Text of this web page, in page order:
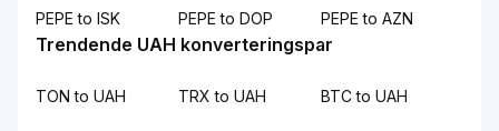
PEPE to ISK PEPE to DOP PEPE to AZN
Trendende UAH konverteringspar
TON to UAH TRX to UAH BTC to UAH